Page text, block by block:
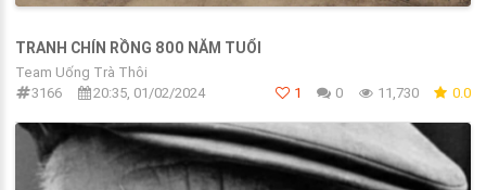
TRANH CHÍN RỒNG 800 NĂM TUỔI
Team Uống Trà Thôi
3166
20:35, 01/02/2024 1 0 11,730 0.0